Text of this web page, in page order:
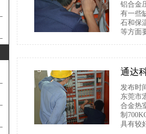
铝合金
有一些
石和保
等方面
通达
发布时
东莞市
合金热
制
具有较